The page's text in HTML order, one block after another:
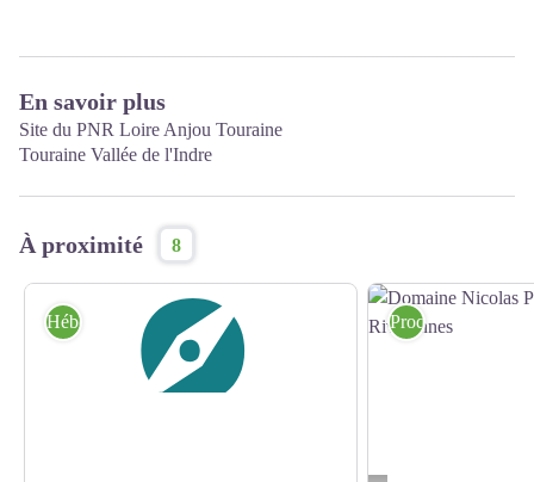
En savoir plus
Site du PNR Loire Anjou Touraine
Touraine Vallée de l'Indre
À proximité 8
Hébergement Produits du terroir